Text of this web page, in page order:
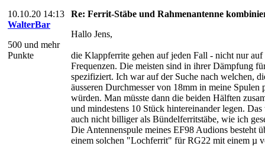
10.10.20 14:13
WalterBar
500 und mehr
Punkte
Re: Ferrit-Stäbe und Rahmenantenne
Hallo Jens,
die Klappferrite gehen auf jeden Fall - nicht nur
Frequenzen. Die meisten sind in ihrer Dämpfung
spezifiziert. Ich war auf der Suche nach welchen,
äusseren Durchmesser von 18mm in meine Spulen
würden. Man müsste dann die beiden Hälften
und mindestens 10 Stück hintereinander legen. Das
auch nicht billiger als Bündelferritstäbe, wie ich
Die Antennenspule meines EF98 Audions besteht
einem solchen "Lochferrit" für RG22 mit einem µ